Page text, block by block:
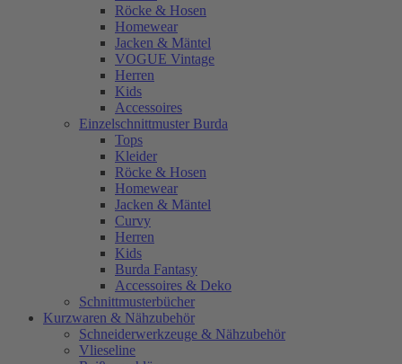
Röcke & Hosen
Homewear
Jacken & Mäntel
VOGUE Vintage
Herren
Kids
Accessoires
Einzelschnittmuster Burda
Tops
Kleider
Röcke & Hosen
Homewear
Jacken & Mäntel
Curvy
Herren
Kids
Burda Fantasy
Accessoires & Deko
Schnittmusterbücher
Kurzwaren & Nähzubehör
Schneiderwerkzeuge & Nähzubehör
Vlieseline